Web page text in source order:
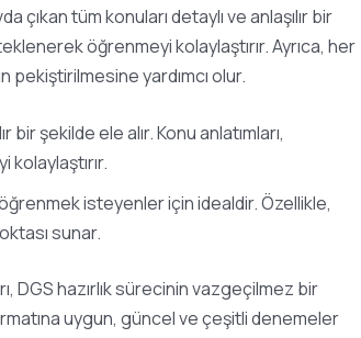
çıkan tüm konuları detaylı ve anlaşılır bir
öğrenmeyi kolaylaştırır. Ayrıca, her
yardımcı olur.
bir şekilde ele alır. Konu anlatımları,
isteyenler için idealdir. Özellikle,
sunar.
DGS hazırlık sürecinin vazgeçilmez bir
uygun, güncel ve çeşitli denemeler